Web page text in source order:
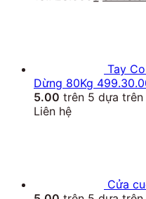
Tay
Dừng 80Kg
5.00 trên 5 dựa trên
Liên hệ
Cửa